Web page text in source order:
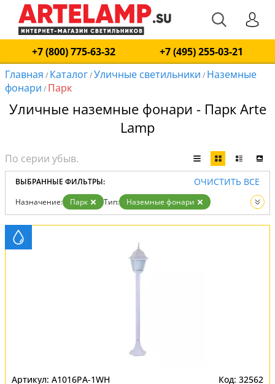
+7 (800) 775-63-32
+7 (495) 255-03-21
Главная / Каталог/Уличные светильники / Наземные
фонари / Парк
Уличные наземные фонари - Парк Arte
Lamp
ВЫБРАННЫЕ ФИЛЬТРЫ: ОЧИСТИТЬ ВСЕ
Назначение: Парк Тип:
Наземные фонари
Вид:
Уличные светильники
A1016PA-1WH 32562